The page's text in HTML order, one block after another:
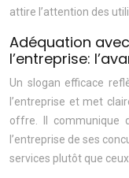
attire l’attention des
Adéquation
l’entreprise:
Un slogan efficace
l’entreprise et met
offre. Il communique
l’entreprise de ses
services plutôt que